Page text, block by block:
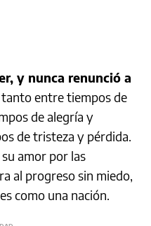
y nunca renunció a
tanto entre tiempos de
de alegría y
de tristeza y pérdida.
amor por las
al progreso sin miedo,
como una nación.